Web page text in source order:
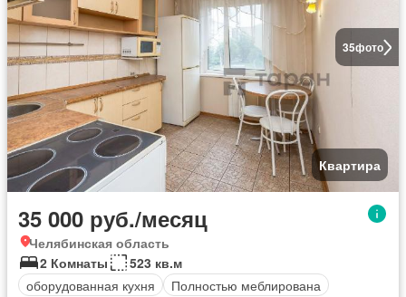
35фото
Квартира
35 000 руб./месяц
Челябинская область
2 Комнаты
523 кв.м
оборудованная кухня
Полностью меблирована